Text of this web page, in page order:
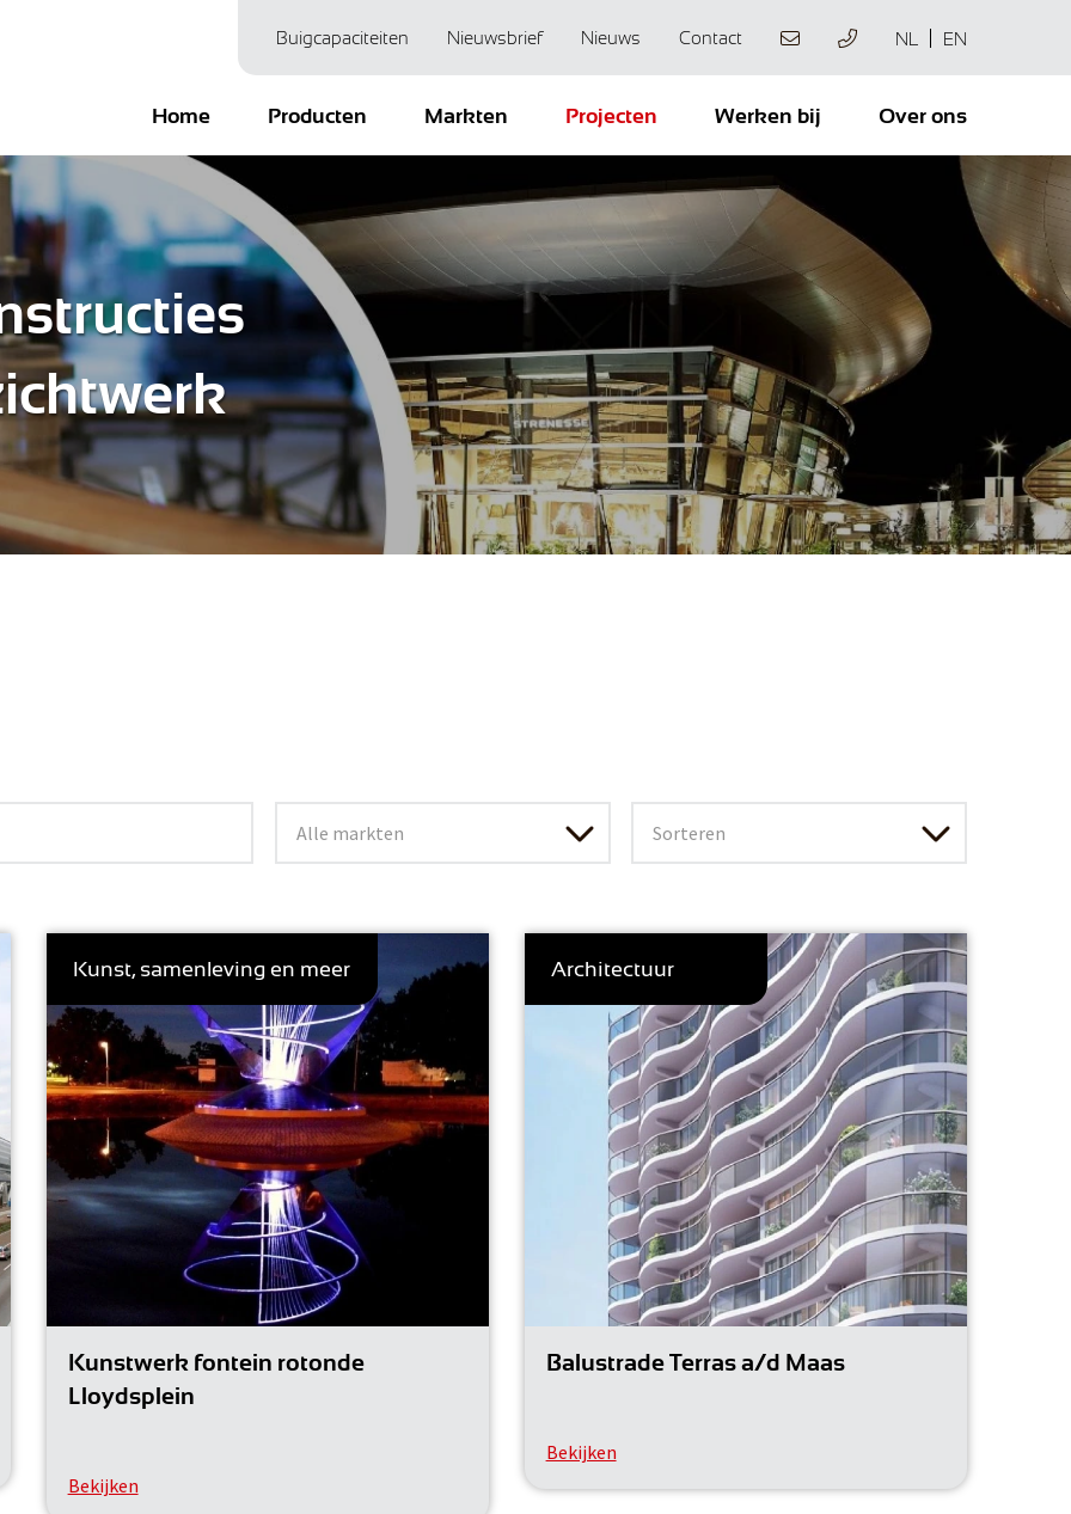
Buigcapaciteiten Nieuwsbrief Nieuws Contact NL EN
Home Producten Markten Projecten Werken bij Over ons
Kunst, samenleving en meer
Kunstwerk fontein rotonde
Lloydsplein
Bekijken
Architectuur
Balustrade Terras a/d Maas
Bekijken